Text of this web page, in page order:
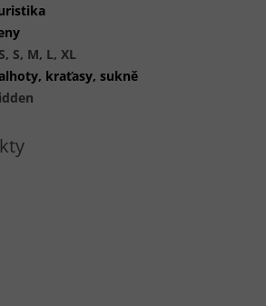
S, M, L, XL
kraťasy, sukně